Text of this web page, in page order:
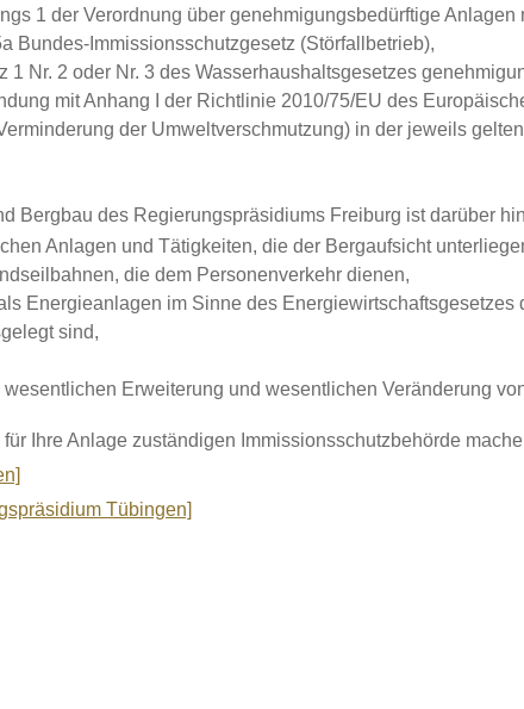
1 der Verordnung über genehmigungsbedürftige
Bundes-Immissionsschutzgesetz (Störfallbetrieb),
Nr. 2 oder Nr. 3 des Wasserhaushaltsgesetzes
mit Anhang I der Richtlinie 2010/75/EU des
der Umweltverschmutzung) in der jeweils
Bergbau des Regierungspräsidiums Freiburg ist darüber
Anlagen und Tätigkeiten, die der Bergaufsicht
die dem Personenverkehr dienen,
Energieanlagen im Sinne des Energiewirtschaftsgesetzes
sind,
Erweiterung und wesentlichen Veränderung
Ihre Anlage zuständigen Immissionsschutzbehörde
Tübingen]